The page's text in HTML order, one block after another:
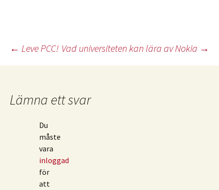
Inläggsnavigering
← Leve PCC! Vad universiteten kan lära av Nokia →
Lämna ett svar
Du
måste
vara
inloggad
för
att